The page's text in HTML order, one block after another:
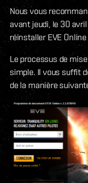
Nous vous
avant jeudi, le 30
réinstaller EVE
Le processus de
simple. Il vous suffit
de la manière